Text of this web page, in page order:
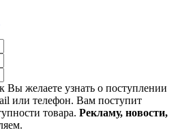
Вы желаете узнать о поступлении
или телефон. Вам поступит
товара. Рекламу, новости,